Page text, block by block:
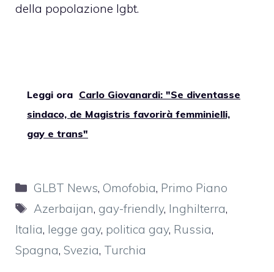
della popolazione lgbt.
Leggi ora Carlo Giovanardi: "Se diventasse
sindaco, de Magistris favorirà femminielli,
gay e trans"
Categorie
GLBT News, Omofobia, Primo Piano
Tag
Azerbaijan, gay-friendly, Inghilterra,
Italia, legge gay, politica gay, Russia,
Spagna, Svezia, Turchia